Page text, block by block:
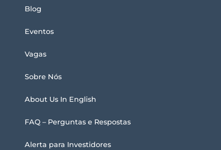
Blog
Eventos
Vagas
Sobre Nós
About Us In English
FAQ – Perguntas e Respostas
Alerta para Investidores